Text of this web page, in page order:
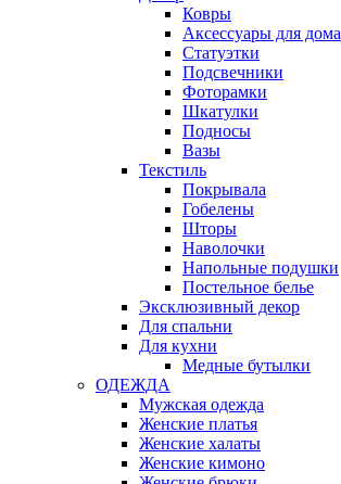
Ковры
Аксессуары для дома
Статуэтки
Подсвечники
Фоторамки
Шкатулки
Подносы
Вазы
Текстиль
Покрывала
Гобелены
Шторы
Наволочки
Напольные подушки
Постельное белье
Эксклюзивный декор
Для спальни
Для кухни
Медные бутылки
ОДЕЖДА
Мужская одежда
Женские платья
Женские халаты
Женские кимоно